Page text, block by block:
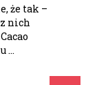
że tak –
nich
…